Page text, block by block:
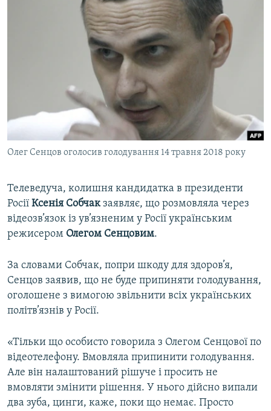
ВІДЕОУРОКИ «ELIFBE»
СВІДЧЕННЯ ОКУПАЦІЇ
УКРАЇНСЬКА ПРОБЛЕМА КРИМУ
ІНФОГРАФІКА
ЯК ОБІЙТИ БЛОКУВАННЯ
Qırımtatar
ДОЛУЧАЙСЯ!
Усі сайти RFE/RL
Олег Сенцов оголосив голодування 14 травня 2018 року
Телеведуча, колишня кандидатка в президенти
Росії Ксенія Собчакзаявляє, що розмовляла через
відеозв’язок із ув’язненим у Росії українським
режисером Олегом Сенцовим.
За словами Собчак, попри шкоду для здоров’я,
Сенцов заявив, що не буде припиняти голодування,
оголошене з вимогою звільнити всіх українських
політв’язнів у Росії.
«Тільки що особисто говорила з Олегом Сенцової по
відеотелефону. Вмовляла припинити голодування.
Але він налаштований рішуче і просить не
вмовляти змінити рішення. У нього дійсно випали
два зуба, цинги, каже, поки що немає. Просто